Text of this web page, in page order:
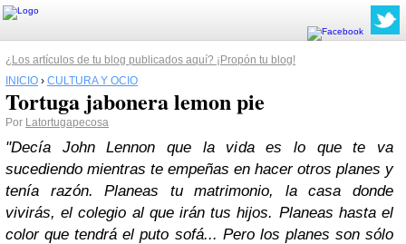
¿Los artículos de tu blog publicados aquí? ¡Propón tu blog!
INICIO › CULTURA Y OCIO
Tortuga jabonera lemon pie
Por Latortugapecosa
"Decía John Lennon que la vida es lo que te va
sucediendo mientras te empeñas en hacer otros planes y
tenía razón. Planeas tu matrimonio, la casa donde
vivirás, el colegio al que irán tus hijos. Planeas hasta el
color que tendrá el puto sofá... Pero los planes son sólo